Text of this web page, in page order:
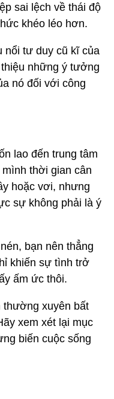
sai lệch về thái độ
khéo léo hơn.
nổi tư duy cũ kĩ của
những ý tưởng
nó đối với công
lao đến trung tâm
thời gian cân
hoặc vơi, nhưng
sự không phải là ý
bạn nên thẳng
khiến sự tình trở
ấm ức thôi.
thường xuyên bất
xem xét lại mục
biến cuộc sống